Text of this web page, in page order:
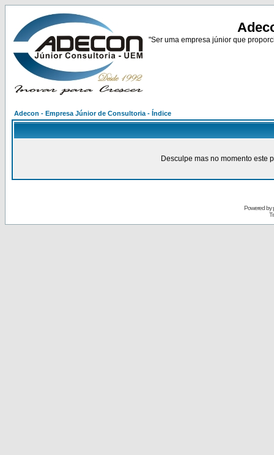
"Ser uma empresa júnior que
Adecon - Empresa Júnior de Consultoria - Índice
Desculpe mas no momento este
Powered by